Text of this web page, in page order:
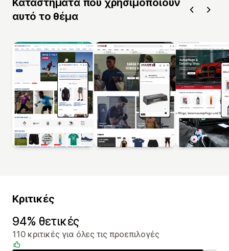
Καταστήματα που χρησιμοποιούν
αυτό το θέμα
Κριτικές
94% θετικές
110 κριτικές για όλες τις προεπιλογές